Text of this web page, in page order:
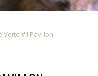
Verte #1 Pavillon